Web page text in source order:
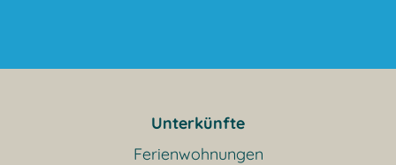
Unterkünfte
Ferienwohnungen